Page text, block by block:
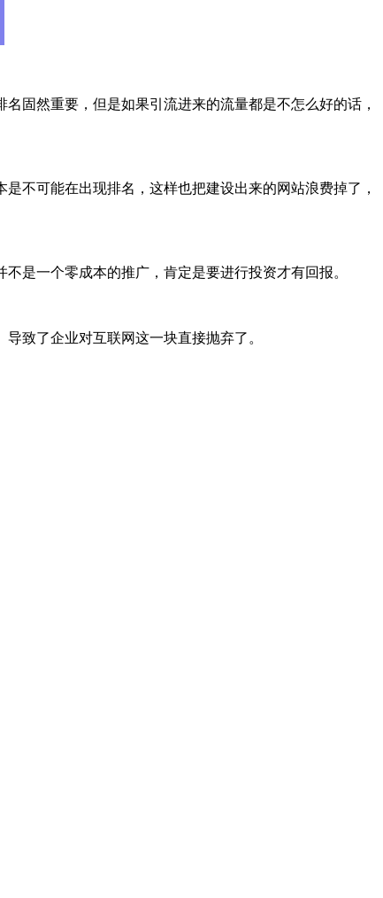
固然重要，但是如果引流进来的流量都是不怎么好的话，
不可能在出现排名，这样也把建设出来的网站浪费掉了，
是一个零成本的推广，肯定是要进行投资才有回报。
致了企业对互联网这一块直接抛弃了。